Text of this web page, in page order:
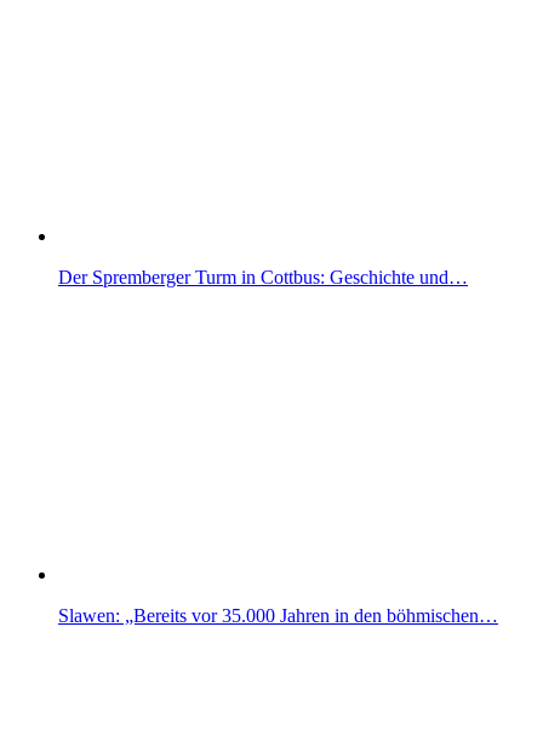
Der Spremberger Turm in Cottbus: Geschichte und…
Slawen: „Bereits vor 35.000 Jahren in den böhmischen…